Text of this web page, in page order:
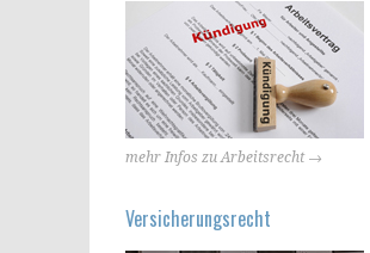
mehr Infos zu Arbeitsrecht →
Versicherungsrecht